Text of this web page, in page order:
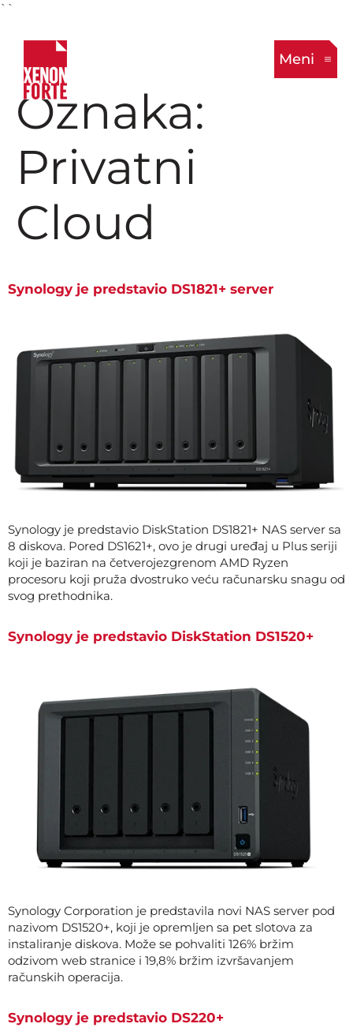
``
Meni
Oznaka:
Privatni
Cloud
Synology je predstavio DS1821+ server
Synology je predstavio DiskStation DS1821+ NAS server sa
8 diskova. Pored DS1621+, ovo je drugi uređaj u Plus seriji
koji je baziran na četverojezgrenom AMD Ryzen
procesoru koji pruža dvostruko veću računarsku snagu od
svog prethodnika.
Synology je predstavio DiskStation DS1520+
Synology Corporation je predstavila novi NAS server pod
nazivom DS1520+, koji je opremljen sa pet slotova za
instaliranje diskova. Može se pohvaliti 126% bržim
odzivom web stranice i 19,8% bržim izvršavanjem
računskih operacija.
Synology je predstavio DS220+